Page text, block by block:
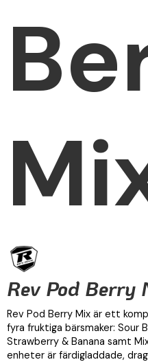
Rev Pod Berry
Rev Pod Berry Mix är ett
fyra fruktiga bärsmaker: Sour
Strawberry & Banana samt
enheter är färdigladdade,